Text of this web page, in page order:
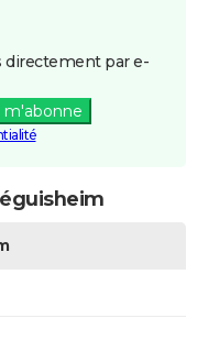
directement par e-
m'abonne